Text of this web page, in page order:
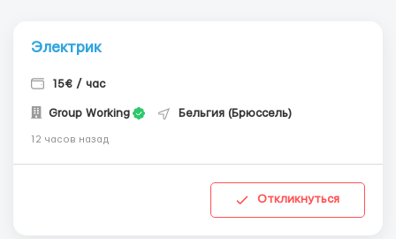
Электрик
15€ / час
Group Working Бельгия (Брюссель)
12 часов назад
Откликнуться